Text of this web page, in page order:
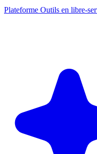
Plateforme Outils en libre-